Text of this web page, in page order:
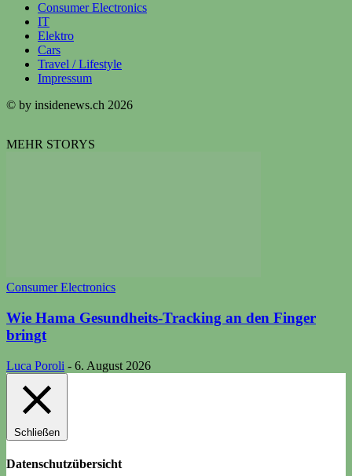
Consumer Electronics
IT
Elektro
Cars
Travel / Lifestyle
Impressum
© by insidenews.ch 2026
MEHR STORYS
Consumer Electronics
Wie Hama Gesundheits-Tracking an den Finger
bringt
Luca Poroli - 6. August 2026
Schließen
Datenschutzübersicht